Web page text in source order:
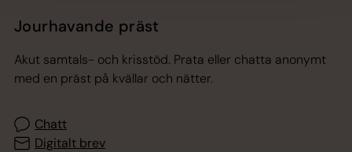
Jourhavande präst
Akut samtals- och krisstöd. Prata eller chatta anonymt
med en präst på kvällar och nätter.
Chatt
Digitalt brev